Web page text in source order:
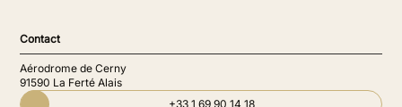
Contact
Aérodrome de Cerny
91590 La Ferté Alais
+33 1 69 90 14 18